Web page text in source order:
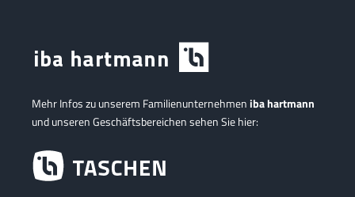
Mehr Infos zu unserem Familienunternehmeniba hartmann
und unseren Geschäftsbereichen sehen Sie hier: